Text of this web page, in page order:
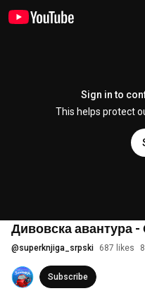
Sign in to
This helps protect
Дивовска авантура
@superknjiga_srpski 687 likes
Subscribe